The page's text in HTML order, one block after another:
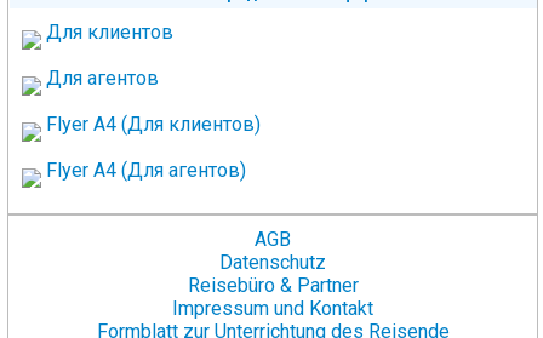
Для клиентов
Для агентов
Flyer A4 (Для клиентов)
Flyer A4 (Для агентов)
AGB
Datenschutz
Reisebüro & Partner
Impressum und Kontakt
Formblatt zur Unterrichtung des Reisende